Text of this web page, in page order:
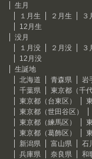
生月
１月生
２月生 ３
12月生
没月
１月没
２月没 ３
12月没
生誕地
北海道
青森県 岩
千葉県
東京都（千代
東京都（台東区）
東京都（世田谷区）
東京都（練馬区）
東京都（葛飾区）
新潟県
富山県 石
兵庫県
奈良県 和